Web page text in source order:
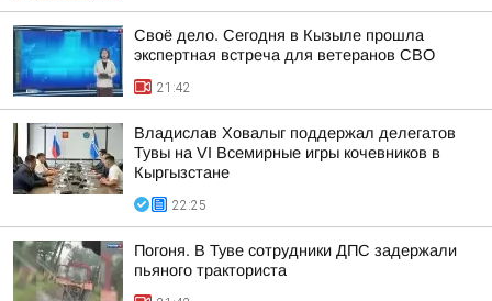
Своё дело. Сегодня в Кызыле прошла
экспертная встреча для ветеранов СВО
21:42
Владислав Ховалыг поддержал делегатов
Тувы на VI Всемирные игры кочевников в
Кыргызстане
22:25
Погоня. В Туве сотрудники ДПС задержали
пьяного тракториста